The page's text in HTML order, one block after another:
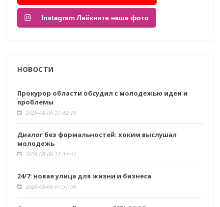
Instagram Лайкните наше фото
НОВОСТИ
Прокурор области обсудил с молодежью идеи и
проблемы
2026-08-06 21:42:18
Диалог без формальностей: хоким выслушал
молодежь
2026-08-06 21:34:41
24/7: новая улица для жизни и бизнеса
2026-08-06 07:51:58